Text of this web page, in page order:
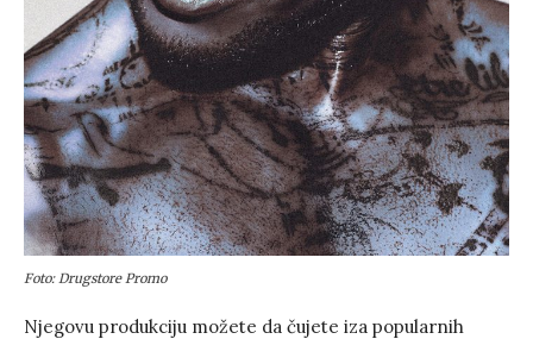
Foto: Drugstore Promo
Njegovu produkciju možete da čujete iza popularnih